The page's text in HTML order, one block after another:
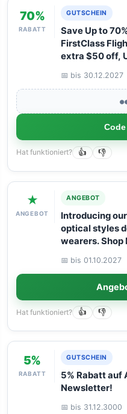
70%
RABATT
GUTSCHEIN
Save Up to
FirstClass
extra $50 off,
📅 bis 30.12.2027
Hat funktioniert? 👍 👎
★
ANGEBOT
ANGEBOT
Introducing our
optical styles
wearers. Shop
📅 bis 01.10.2027
Hat funktioniert? 👍 👎
5%
RABATT
GUTSCHEIN
5% Rabatt auf
Newsletter!
📅 bis 31.12.3000